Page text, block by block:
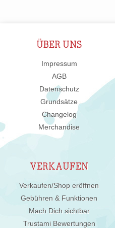
ÜBER UNS
Impressum
AGB
Datenschutz
Grundsätze
Changelog
Merchandise
VERKAUFEN
Verkaufen/Shop eröffnen
Gebühren & Funktionen
Mach Dich sichtbar
Trustami Bewertungen